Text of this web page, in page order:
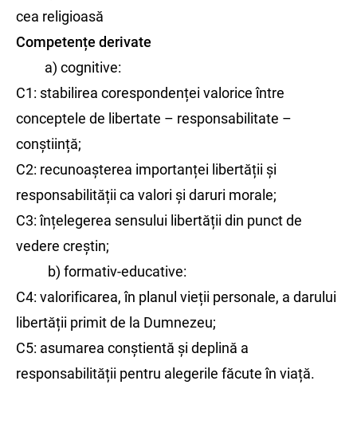
cea religioasă
Competențe derivate
a) cognitive:
C1: stabilirea corespondenței valorice între
conceptele de libertate – responsabilitate –
conștiință;
C2: recunoașterea importanței libertății și
responsabilității ca valori și daruri morale;
C3: înțelegerea sensului libertății din punct de
vedere creștin;
b) formativ-educative:
C4: valorificarea, în planul vieții personale, a darului
libertății primit de la Dumnezeu;
C5: asumarea conștientă și deplină a
responsabilității pentru alegerile făcute în viață.